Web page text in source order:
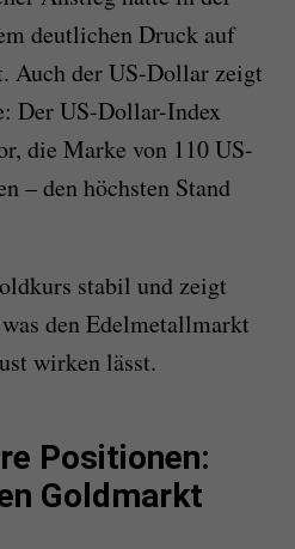
deutlichen Druck auf
Auch der US-Dollar zeigt
Der US-Dollar-Index
die Marke von 110 US-
– den höchsten Stand
stabil und zeigt
den Edelmetallmarkt
wirken lässt.
Positionen:
Goldmarkt